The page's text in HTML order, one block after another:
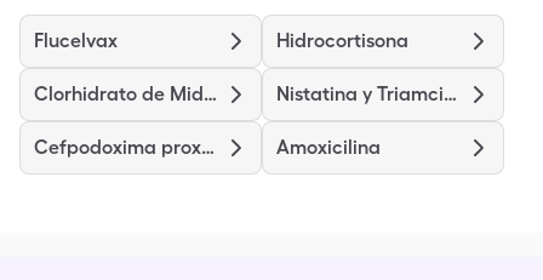
Flucelvax Hidrocortisona
Clorhidrato de Midodrina Nistatina y Triamcinolona
Cefpodoxima proxetil Amoxicilina